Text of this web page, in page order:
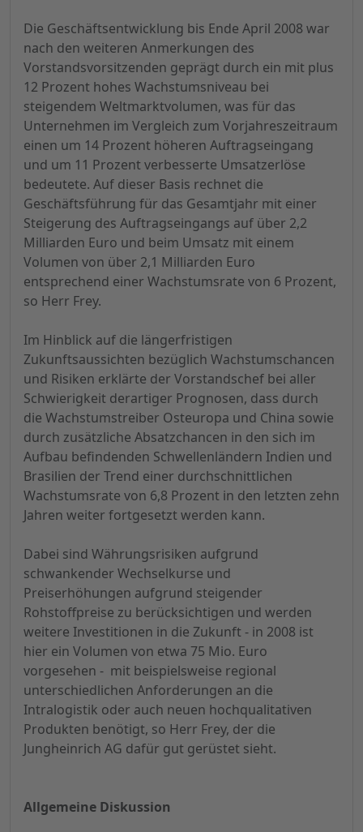
Die Geschäftsentwicklung bis Ende April 2008 war
nach den weiteren Anmerkungen des
Vorstandsvorsitzenden geprägt durch ein mit plus
12 Prozent hohes Wachstumsniveau bei
steigendem Weltmarktvolumen, was für das
Unternehmen im Vergleich zum Vorjahreszeitraum
einen um 14 Prozent höheren Auftragseingang
und um 11 Prozent verbesserte Umsatzerlöse
bedeutete. Auf dieser Basis rechnet die
Geschäftsführung für das Gesamtjahr mit einer
Steigerung des Auftragseingangs auf über 2,2
Milliarden Euro und beim Umsatz mit einem
Volumen von über 2,1 Milliarden Euro
entsprechend einer Wachstumsrate von 6 Prozent,
so Herr Frey.
Im Hinblick auf die längerfristigen
Zukunftsaussichten bezüglich Wachstumschancen
und Risiken erklärte der Vorstandschef bei aller
Schwierigkeit derartiger Prognosen, dass durch
die Wachstumstreiber Osteuropa und China sowie
durch zusätzliche Absatzchancen in den sich im
Aufbau befindenden Schwellenländern Indien und
Brasilien der Trend einer durchschnittlichen
Wachstumsrate von 6,8 Prozent in den letzten zehn
Jahren weiter fortgesetzt werden kann.
Dabei sind Währungsrisiken aufgrund
schwankender Wechselkurse und
Preiserhöhungen aufgrund steigender
Rohstoffpreise zu berücksichtigen und werden
weitere Investitionen in die Zukunft - in 2008 ist
hier ein Volumen von etwa 75 Mio. Euro
vorgesehen - mit beispielsweise regional
unterschiedlichen Anforderungen an die
Intralogistik oder auch neuen hochqualitativen
Produkten benötigt, so Herr Frey, der die
Jungheinrich AG dafür gut gerüstet sieht.
Allgemeine Diskussion